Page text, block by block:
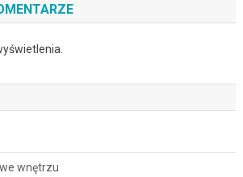
wnętrzu